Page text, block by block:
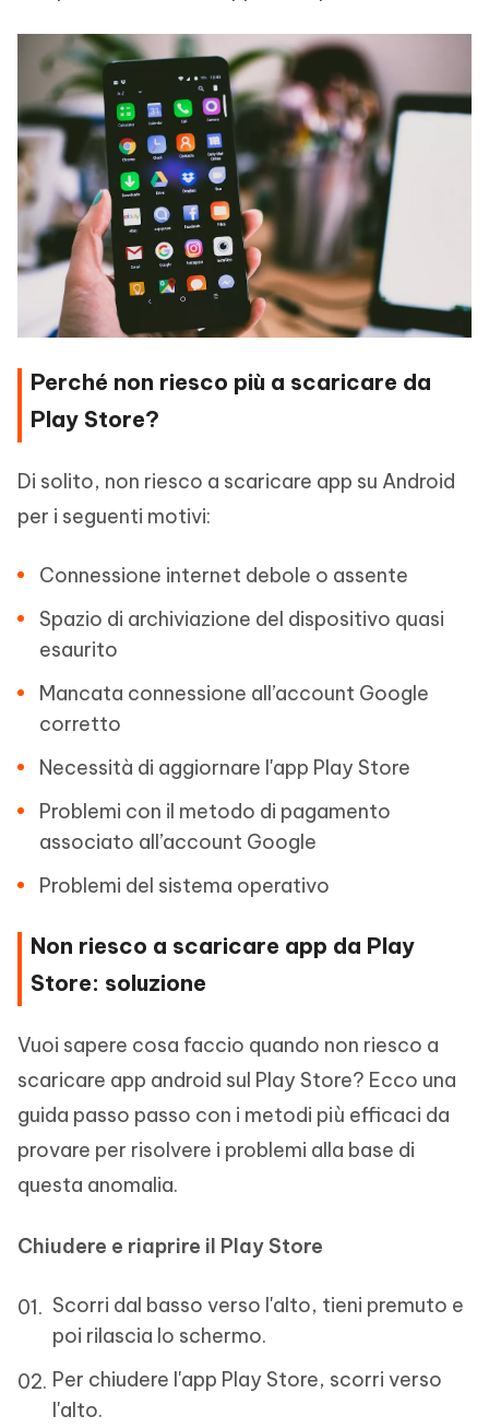
Perché non riesco più a scaricare da
Play Store?
Di solito, non riesco a scaricare app su Android
per i seguenti motivi:
Connessione internet debole o assente
Spazio di archiviazione del dispositivo quasi
esaurito
Mancata connessione all’account Google
corretto
Necessità di aggiornare l'app Play Store
Problemi con il metodo di pagamento
associato all’account Google
Problemi del sistema operativo
Non riesco a scaricare app da Play
Store: soluzione
Vuoi sapere cosa faccio quando non riesco a
scaricare app android sul Play Store? Ecco una
guida passo passo con i metodi più efficaci da
provare per risolvere i problemi alla base di
questa anomalia.
Chiudere e riaprire il Play Store
Scorri dal basso verso l'alto, tieni premuto e
poi rilascia lo schermo.
Per chiudere l'app Play Store, scorri verso
l'alto.